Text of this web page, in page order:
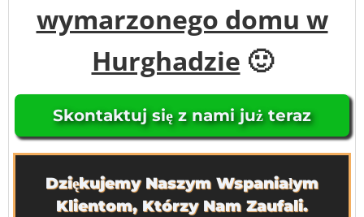
wymarzonego domu w
Hurghadzie 🙂
Skontaktuj się z nami już teraz
Dziękujemy Naszym Wspaniałym
Klientom, Którzy Nam Zaufali.